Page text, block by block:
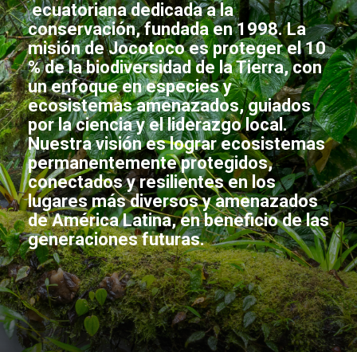
ecuatoriana dedicada a la
conservación, fundada en 1998. La
misión de Jocotoco es proteger el 10
% de la biodiversidad de la Tierra, con
un enfoque en especies y
ecosistemas amenazados, guiados
por la ciencia y el liderazgo local.
Nuestra visión es lograr ecosistemas
permanentemente protegidos,
conectados y resilientes en los
lugares más diversos y amenazados
de América Latina, en beneficio de las
generaciones futuras.